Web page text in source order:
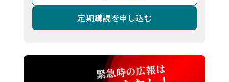
定期購読を申し込む